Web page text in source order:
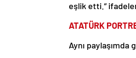
eşlik etti.”
ATATÜRK
Aynı